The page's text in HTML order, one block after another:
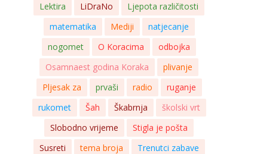
Lektira
LiDraNo
Ljepota različitosti
matematika
Mediji
natjecanje
nogomet
O Koracima
odbojka
Osamnaest godina Koraka
plivanje
Pljesak za
prvaši radio
ruganje
rukomet
Šah Škabrnja
školski vrt
Slobodno vrijeme
Stigla je pošta
Susreti
tema broja
Trenutci zabave